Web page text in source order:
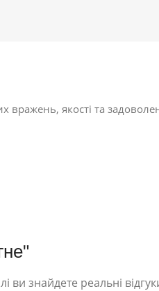
вражень, якості та
ви знайдете реальні